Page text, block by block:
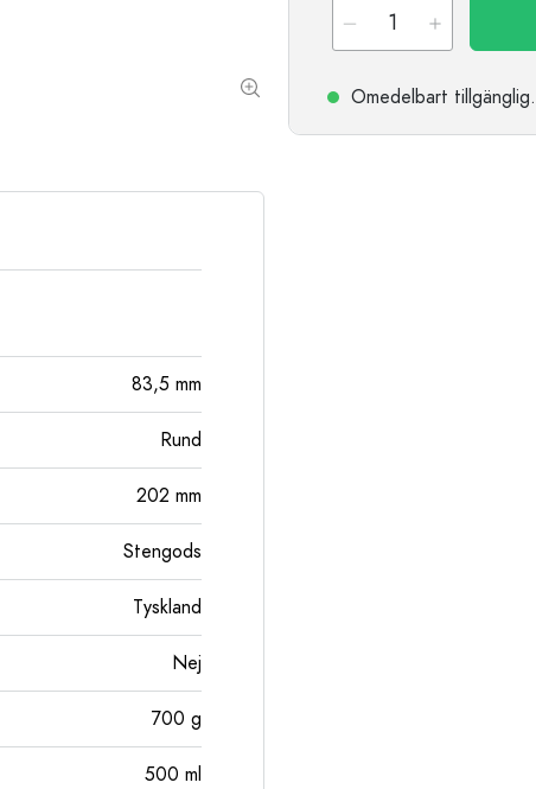
Omedelbart tillgänglig.
83,5 mm
Rund
202 mm
Stengods
Tyskland
Nej
700 g
500 ml